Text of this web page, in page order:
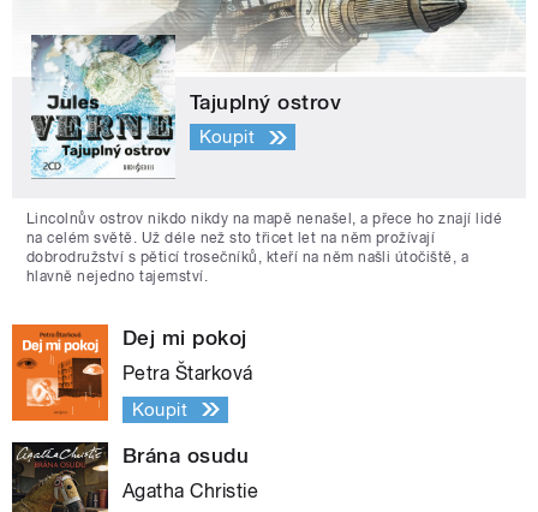
Tajuplný ostrov
Koupit
Lincolnův ostrov nikdo nikdy na mapě nenašel, a přece ho znají lidé
na celém světě. Už déle než sto třicet let na něm prožívají
dobrodružství s pěticí trosečníků, kteří na něm našli útočiště, a
hlavně nejedno tajemství.
Dej mi pokoj
Petra Štarková
Koupit
Brána osudu
Agatha Christie